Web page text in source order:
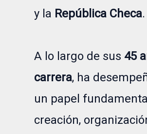
y la República Checa.
A lo largo de sus 45
carrera, ha
un papel
creación,